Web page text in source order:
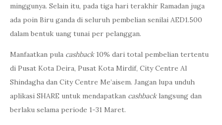
minggunya. Selain itu, pada tiga hari terakhir Ramadan juga
ada poin Biru ganda di seluruh pembelian senilai AED1.500
dalam bentuk uang tunai per pelanggan.
Manfaatkan pula cashback10% dari total pembelian tertentu
di Pusat Kota Deira, Pusat Kota Mirdif, City Centre Al
Shindagha dan City Centre Me’aisem. Jangan lupa unduh
aplikasi SHARE untuk mendapatkan cashbacklangsung dan
berlaku selama periode 1-31 Maret.